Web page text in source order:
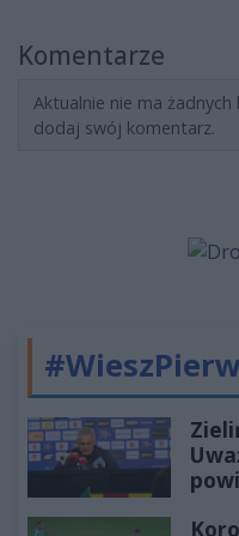
Komentarze
Aktualnie nie ma
dodaj swój komentarz.